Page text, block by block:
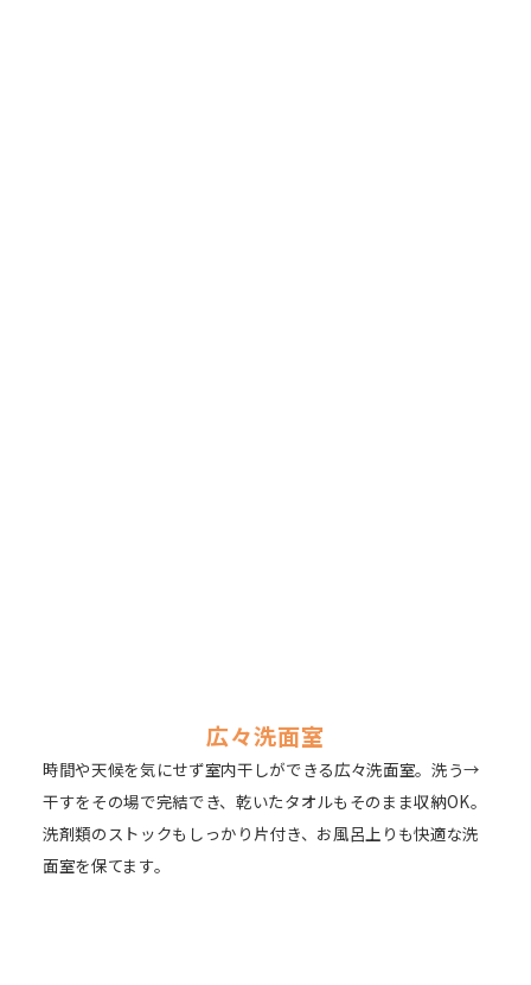
広々洗面室
時間や天候を気にせず室内干しができる広々洗面室。洗う→
干すをその場で完結でき、乾いたタオルもそのまま収納OK。
洗剤類のストックもしっかり片付き、お風呂上りも快適な洗
面室を保てます。